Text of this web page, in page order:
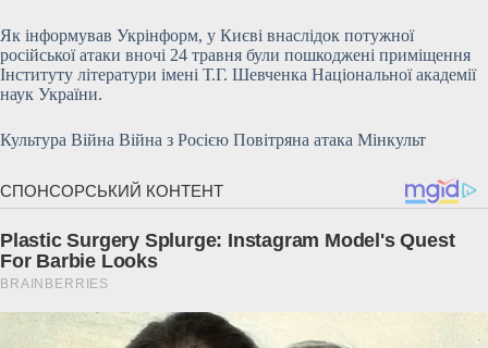
Як інформував Укрінформ, у Києві внаслідок потужної
російської атаки вночі 24 травня були пошкоджені приміщення
Інституту літератури імені Т.Г. Шевченка Національної академії
наук України.
Культура Війна Війна з Росією Повітряна атака Мінкульт